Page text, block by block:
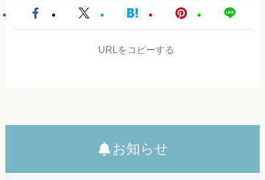
URLをコピーする
お知らせ